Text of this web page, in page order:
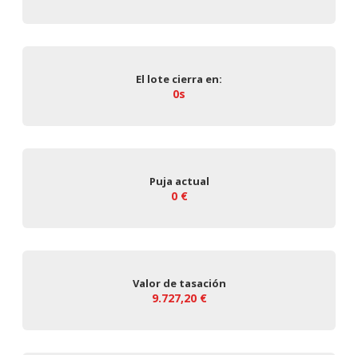
El lote cierra en:
0s
Puja actual
0 €
Valor de tasación
9.727,20 €